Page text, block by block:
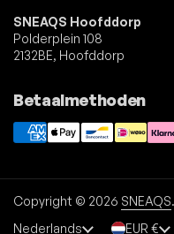
SNEAQS Hoofddorp
Polderplein 108
2132BE, Hoofddorp
Betaalmethoden
Copyright © 2026 SNEAQS.
Taal
Nederlands Land/EUR €